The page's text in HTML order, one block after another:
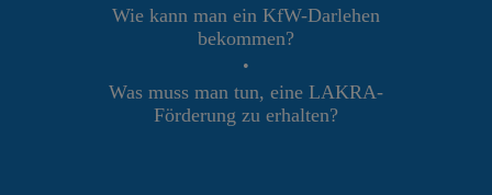
Wie kann man ein KfW-Darlehen
bekommen?
•
Was muss man tun, eine LAKRA-
Förderung zu erhalten?